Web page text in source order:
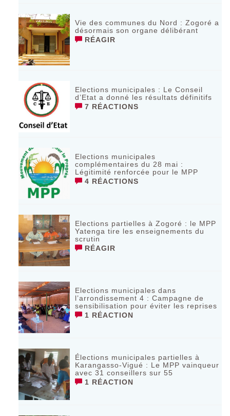
Vie des communes du Nord : Zogoré a
désormais son organe délibérant
RÉAGIR
Elections municipales : Le Conseil
d’Etat a donné les résultats définitifs
7 RÉACTIONS
Elections municipales
complémentaires du 28 mai :
Légitimité renforcée pour le MPP
4 RÉACTIONS
Elections partielles à Zogoré : le MPP
Yatenga tire les enseignements du
scrutin
RÉAGIR
Elections municipales dans
l’arrondissement 4 : Campagne de
sensibilisation pour éviter les reprises
1 RÉACTION
Élections municipales partielles à
Karangasso-Vigué : Le MPP vainqueur
avec 31 conseillers sur 55
1 RÉACTION